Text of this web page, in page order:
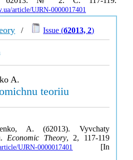
article/UJRN-0000017401
/ Issue (б2013, 2)
A.
teoriiu
A. (б2013). Vyvchaty
Economic Theory, 2, 117-119
UJRN-0000017401
[In